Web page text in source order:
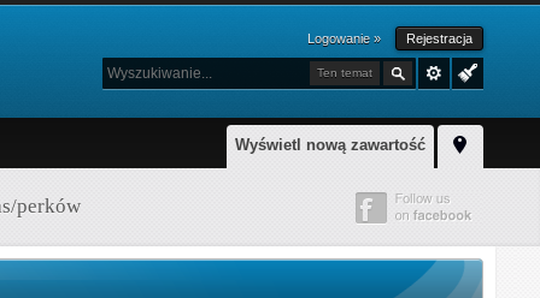
Logowanie » Rejestracja
Ten temat
Wyświetl nową zawartość
perków